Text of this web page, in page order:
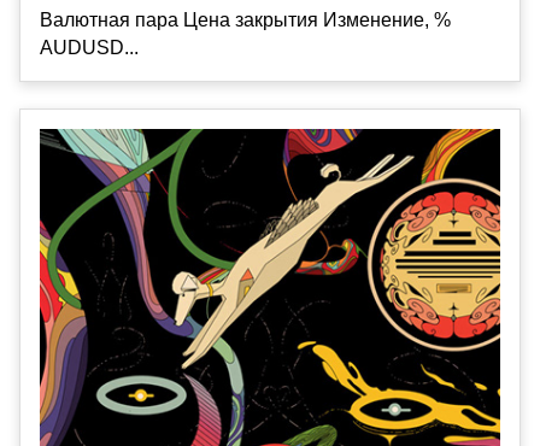
Валютная пара Цена закрытия Изменение, %
AUDUSD...